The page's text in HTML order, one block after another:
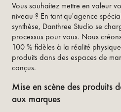
Vous souhaitez mettre en valeur
niveau ? En tant qu'agence
synthèse, Danthree Studio se
processus pour vous. Nous
100 % fidèles à la réalité
produits dans des espaces de
conçus.
Mise en scène des produits
aux marques